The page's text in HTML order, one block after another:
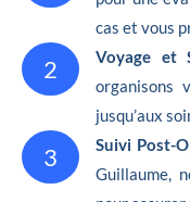
cas et vous
2 Voyage et
organisons
jusqu’aux
3 Suivi Post-
Guillaume,